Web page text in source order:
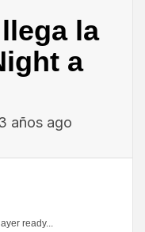
la
a
años ago
ready...